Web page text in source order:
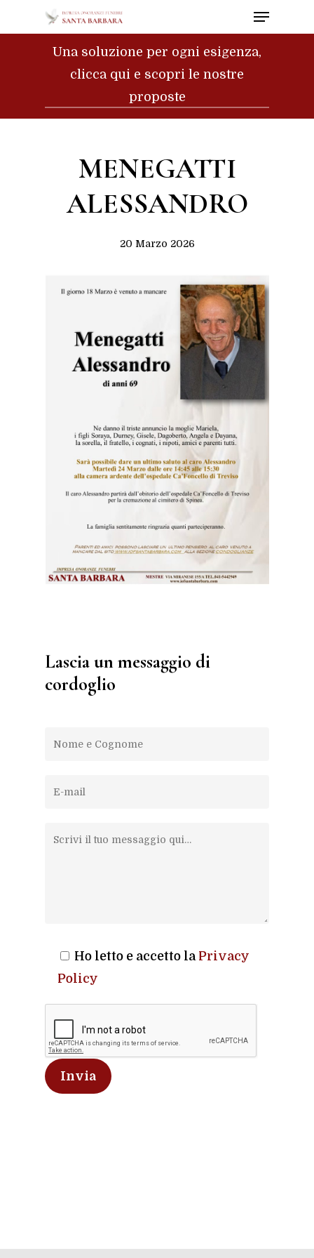
to
Menu
Una soluzione per ogni esigenza,
clicca qui e scopri le nostre
proposte
MENEGATTI
ALESSANDRO
20 Marzo 2026
Lascia un messaggio di
cordoglio
Ho letto e accetto la Privacy
Policy